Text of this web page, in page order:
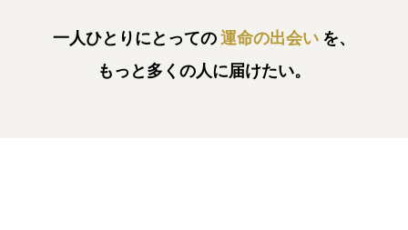
一人ひとりにとっての運命の出会い を、
もっと多くの人に届けたい。